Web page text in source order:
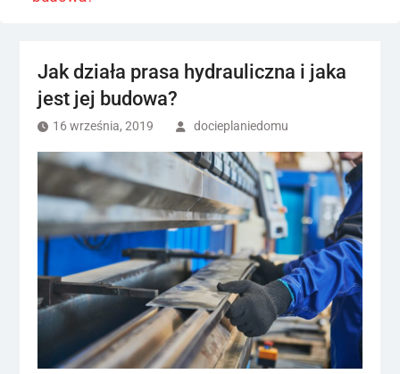
Jak działa prasa hydrauliczna i jaka
jest jej budowa?
16 września, 2019 docieplaniedomu